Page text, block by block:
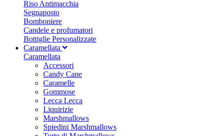
Riso Antimacchia
Segnaposto
Bomboniere
Candele e profumatori
Bottiglie Personalizzate
Caramellata
Caramellata
Accessori
Candy Cane
Caramelle
Gommose
Lecca Lecca
Liquirizie
Marshmallows
Spiedini Marshmallows